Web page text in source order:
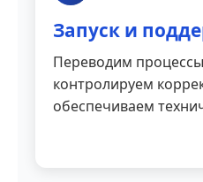
Запуск и
Переводим процессы
контролируем
обеспечиваем